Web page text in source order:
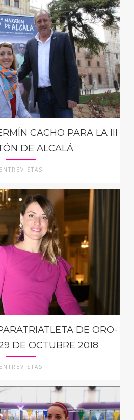
CACHO PARA LA III
DE ALCALÁ
ENTREVISTAS
DE ORO-
DE OCTUBRE 2018
ENTREVISTAS